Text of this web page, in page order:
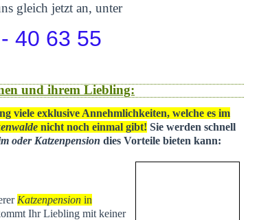
gleich jetzt an, unter
40 63 55
und ihrem Liebling:
viele exklusive Annehmlichkeiten, welche es im
nicht noch einmal gibt! Sie werden schnell
oder Katzenpension dies Vorteile bieten kann:
Katzenpension in
Ihr Liebling mit keiner